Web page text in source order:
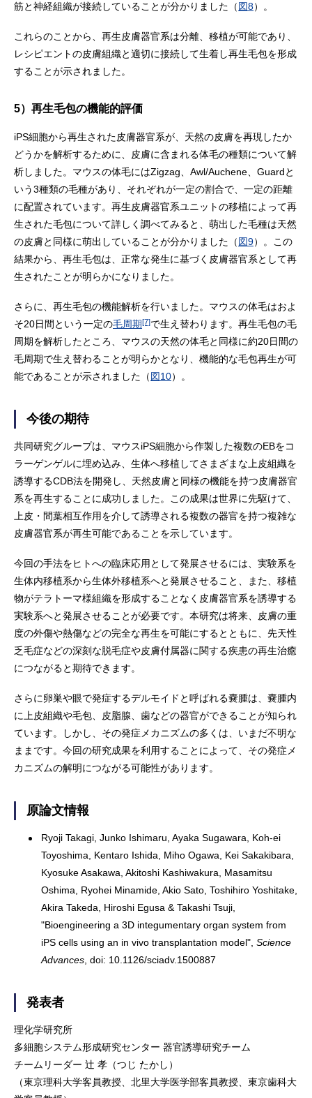
筋と神経組織が接続していることが分かりました（図8）。
これらのことから、再生皮膚器官系は分離、移植が可能であり、
レシピエントの皮膚組織と適切に接続して生着し再生毛包を形成
することが示されました。
5）再生毛包の機能的評価
iPS細胞から再生された皮膚器官系が、天然の皮膚を再現したか
どうかを解析するために、皮膚に含まれる体毛の種類について解
析しました。マウスの体毛にはZigzag、Awl/Auchene、Guardと
いう3種類の毛種があり、それぞれが一定の割合で、一定の距離
に配置されています。再生皮膚器官系ユニットの移植によって再
生された毛包について詳しく調べてみると、萌出した毛種は天然
の皮膚と同様に萌出していることが分かりました（図9）。この
結果から、再生毛包は、正常な発生に基づく皮膚器官系として再
生されたことが明らかになりました。
さらに、再生毛包の機能解析を行いました。マウスの体毛はおよ
そ20日間という一定の毛周期[7]で生え替わります。再生毛包の毛
周期を解析したところ、マウスの天然の体毛と同様に約20日間の
毛周期で生え替わることが明らかとなり、機能的な毛包再生が可
能であることが示されました（図10）。
今後の期待
共同研究グループは、マウスiPS細胞から作製した複数のEBをコ
ラーゲンゲルに埋め込み、生体へ移植してさまざまな上皮組織を
誘導するCDB法を開発し、天然皮膚と同様の機能を持つ皮膚器官
系を再生することに成功しました。この成果は世界に先駆けて、
上皮・間葉相互作用を介して誘導される複数の器官を持つ複雑な
皮膚器官系が再生可能であることを示しています。
今回の手法をヒトへの臨床応用として発展させるには、実験系を
生体内移植系から生体外移植系へと発展させること、また、移植
物がテラトーマ様組織を形成することなく皮膚器官系を誘導する
実験系へと発展させることが必要です。本研究は将来、皮膚の重
度の外傷や熱傷などの完全な再生を可能にするとともに、先天性
乏毛症などの深刻な脱毛症や皮膚付属器に関する疾患の再生治癒
につながると期待できます。
さらに卵巣や眼で発症するデルモイドと呼ばれる嚢腫は、嚢腫内
に上皮組織や毛包、皮脂腺、歯などの器官ができることが知られ
ています。しかし、その発症メカニズムの多くは、いまだ不明な
ままです。今回の研究成果を利用することによって、その発症メ
カニズムの解明につながる可能性があります。
原論文情報
Ryoji Takagi, Junko Ishimaru, Ayaka Sugawara, Koh-ei
Toyoshima, Kentaro Ishida, Miho Ogawa, Kei Sakakibara,
Kyosuke Asakawa, Akitoshi Kashiwakura, Masamitsu
Oshima, Ryohei Minamide, Akio Sato, Toshihiro Yoshitake,
Akira Takeda, Hiroshi Egusa & Takashi Tsuji,
"Bioengineering a 3D integumentary organ system from
iPS cells using an in vivo transplantation model",Science
Advances , doi: 10.1126/sciadv.1500887
発表者
理化学研究所
多細胞システム形成研究センター 器官誘導研究チーム
チームリーダー 辻 孝（つじ たかし）
（東京理科大学客員教授、北里大学医学部客員教授、東京歯科大